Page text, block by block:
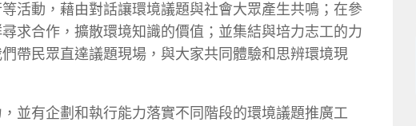
活動，藉由對話讓環境議題與社會大眾產生共鳴；在參
求合作，擴散環境知識的價值；並集結與培力志工的力
帶民眾直達議題現場，與大家共同體驗和思辨環境現
並有企劃和執行能力落實不同階段的環境議題推廣工